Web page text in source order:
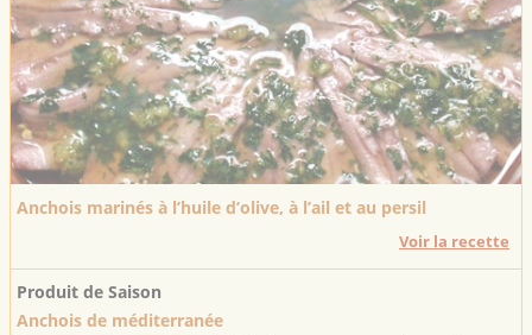
Anchois marinés à l’huile d’olive, à l’ail et au persil
Voir la recette
Produit de Saison
Anchois de méditerranée